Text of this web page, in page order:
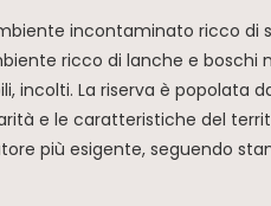
incontaminato ricco di
ricco di lanche e
incolti. La riserva è
e le caratteristiche del
più esigente, seguendo